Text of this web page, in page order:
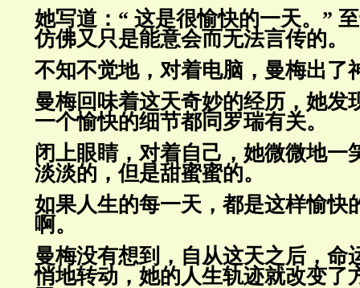
她写道：“ 这是很愉快的一天。”
仿佛又只是能意会而无法言传的。
不知不觉地，对着电脑，曼梅出了
曼梅回味着这天奇妙的经历，她发
一个愉快的细节都同罗瑞有关。
闭上眼睛，对着自己，她微微地一
淡淡的，但是甜蜜蜜的。
如果人生的每一天，都是这样愉快
啊。
曼梅没有想到，自从这天之后，命
悄地转动，她的人生轨迹就改变了